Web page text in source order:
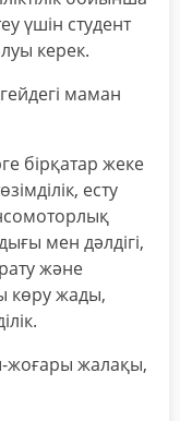
үшін студент
керек.
маман
бірқатар жеке
есту
мен дәлдігі,
және
көру жады,
жалақы,